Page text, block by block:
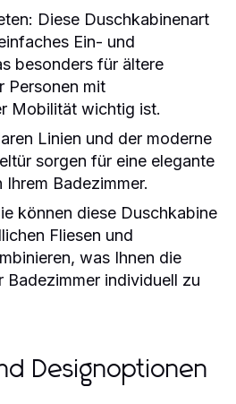
Diese Duschkabinenart
Ein- und
besonders für ältere
Personen mit
Mobilität wichtig ist.
Linien und der moderne
sorgen für eine elegante
Ihrem Badezimmer.
können diese Duschkabine
Fliesen und
was Ihnen die
Badezimmer individuell zu
Designoptionen